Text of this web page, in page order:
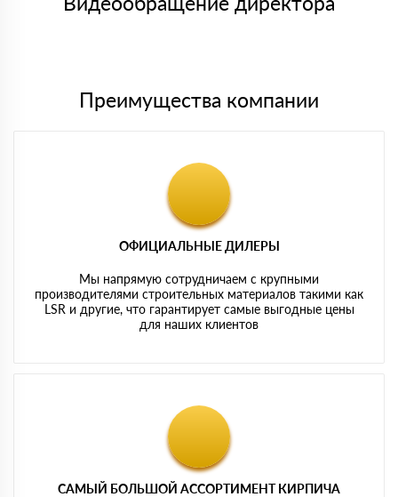
Преимущества компании
ОФИЦИАЛЬНЫЕ ДИЛЕРЫ
Мы напрямую сотрудничаем с крупными
производителями строительных материалов такими как
LSR и другие, что гарантирует самые выгодные цены
для наших клиентов
САМЫЙ БОЛЬШОЙ АССОРТИМЕНТ КИРПИЧА